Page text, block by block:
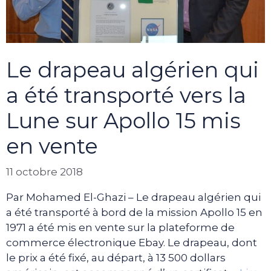
Le drapeau algérien qui
a été transporté vers la
Lune sur Apollo 15 mis
en vente
11 octobre 2018
Par Mohamed El-Ghazi – Le drapeau algérien qui
a été transporté à bord de la mission Apollo 15 en
1971 a été mis en vente sur la plateforme de
commerce électronique Ebay. Le drapeau, dont
le prix a été fixé, au départ, à 13 500 dollars